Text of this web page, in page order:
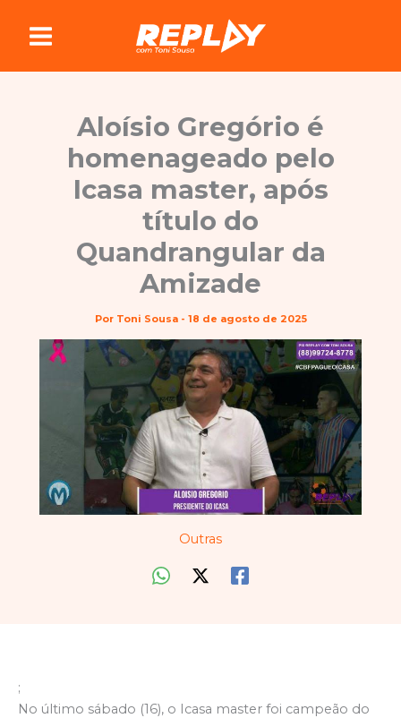
conteúdo
Aloísio Gregório é
homenageado pelo
Icasa master, após
título do
Quandrangular da
Amizade
Por Toni Sousa - 18 de agosto de 2025
Outras
;
No último sábado (16), o Icasa master foi campeão do